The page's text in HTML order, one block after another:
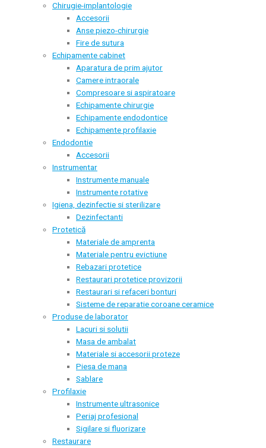
Chirugie-implantologie
Accesorii
Anse piezo-chirurgie
Fire de sutura
Echipamente cabinet
Aparatura de prim ajutor
Camere intraorale
Compresoare si aspiratoare
Echipamente chirurgie
Echipamente endodontice
Echipamente profilaxie
Endodontie
Accesorii
Instrumentar
Instrumente manuale
Instrumente rotative
Igiena, dezinfectie si sterilizare
Dezinfectanti
Protetică
Materiale de amprenta
Materiale pentru evictiune
Rebazari protetice
Restaurari protetice provizorii
Restaurari si refaceri bonturi
Sisteme de reparatie coroane ceramice
Produse de laborator
Lacuri si solutii
Masa de ambalat
Materiale si accesorii proteze
Piesa de mana
Sablare
Profilaxie
Instrumente ultrasonice
Periaj profesional
Sigilare si fluorizare
Restaurare